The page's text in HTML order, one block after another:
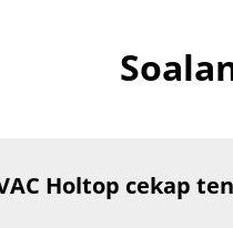
Holtop cekap